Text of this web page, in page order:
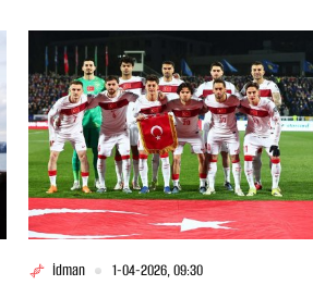
İdman 1-04-2026, 09:30